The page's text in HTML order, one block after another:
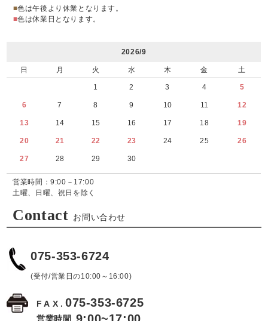
■色は午後より休業となります。
■色は休業日となります。
2026/9
日 月 火 水 木 金 土
1 2 3 4 5
6 7 8 9 10 11 12
13 14 15 16 17 18 19
20 21 22 23 24 25 26
27 28 29 30
営業時間：9:00－17:00
土曜、日曜、祝日を除く
Contact お問い合わせ
075-353-6724
(受付/営業日の10:00～16:00)
FAX.075-353-6725
営業時間